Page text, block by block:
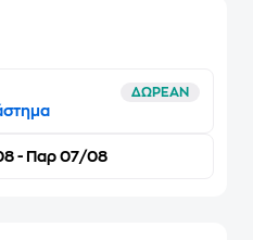
ΔΩΡΕΑΝ
- Παρ 07/08